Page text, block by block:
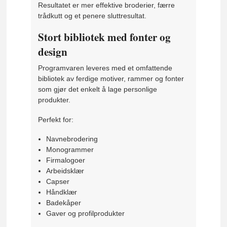
Resultatet er mer effektive broderier, færre
trådkutt og et penere sluttresultat.
Stort bibliotek med fonter og
design
Programvaren leveres med et omfattende
bibliotek av ferdige motiver, rammer og fonter
som gjør det enkelt å lage personlige
produkter.
Perfekt for:
Navnebrodering
Monogrammer
Firmalogoer
Arbeidsklær
Capser
Håndklær
Badekåper
Gaver og profilprodukter